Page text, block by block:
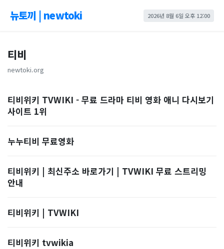
뉴토끼 | newtoki 2026년 8월 6일 오후 12:00
티비
newtoki.org
티비위키 TVWIKI - 무료 드라마 티비 영화 애니 다시보기
사이트 1위
누누티비 무료영화
티비위키 | 최신주소 바로가기 | TVWIKI 무료 스트리밍
안내
티비위키 | TVWIKI
티비위키 tvwikia